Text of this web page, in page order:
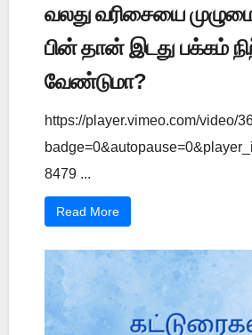
வலது வரிசையை
பின் தான் இடது பக்கம்
வேண்டுமா?
https://player.vimeo.com/video/
8479 ...
Read More